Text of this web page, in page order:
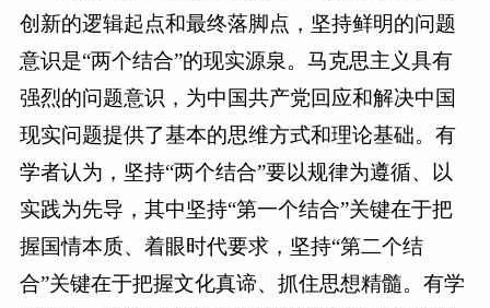
创新的逻辑起点和最终落脚点，坚持鲜明的问题
意识是“两个结合”的现实源泉。马克思主义具有
强烈的问题意识，为中国共产党回应和解决中国
现实问题提供了基本的思维方式和理论基础。有
学者认为，坚持“两个结合”要以规律为遵循、以
实践为先导，其中坚持“第一个结合”关键在于把
握国情本质、着眼时代要求，坚持“第二个结
合”关键在于把握文化真谛、抓住思想精髓。有学